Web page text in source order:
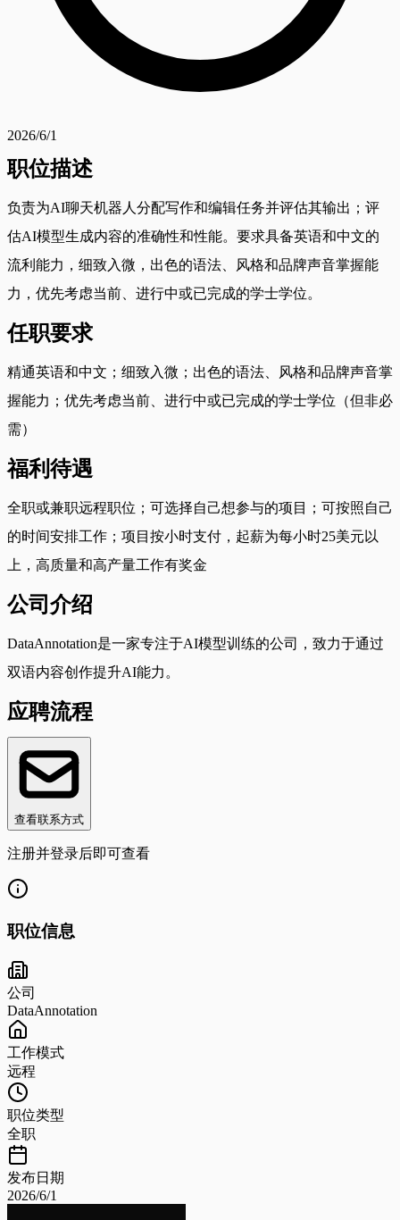
2026/6/1
职位描述
负责为AI聊天机器人分配写作和编辑任务并评估其输出；评
估AI模型生成内容的准确性和性能。要求具备英语和中文的
流利能力，细致入微，出色的语法、风格和品牌声音掌握能
力，优先考虑当前、进行中或已完成的学士学位。
任职要求
精通英语和中文；细致入微；出色的语法、风格和品牌声音掌
握能力；优先考虑当前、进行中或已完成的学士学位（但非必
需）
福利待遇
全职或兼职远程职位；可选择自己想参与的项目；可按照自己
的时间安排工作；项目按小时支付，起薪为每小时25美元以
上，高质量和高产量工作有奖金
公司介绍
DataAnnotation是一家专注于AI模型训练的公司，致力于通过
双语内容创作提升AI能力。
应聘流程
查看联系方式
注册并登录后即可查看
职位信息
公司
DataAnnotation
工作模式
远程
职位类型
全职
发布日期
2026/6/1